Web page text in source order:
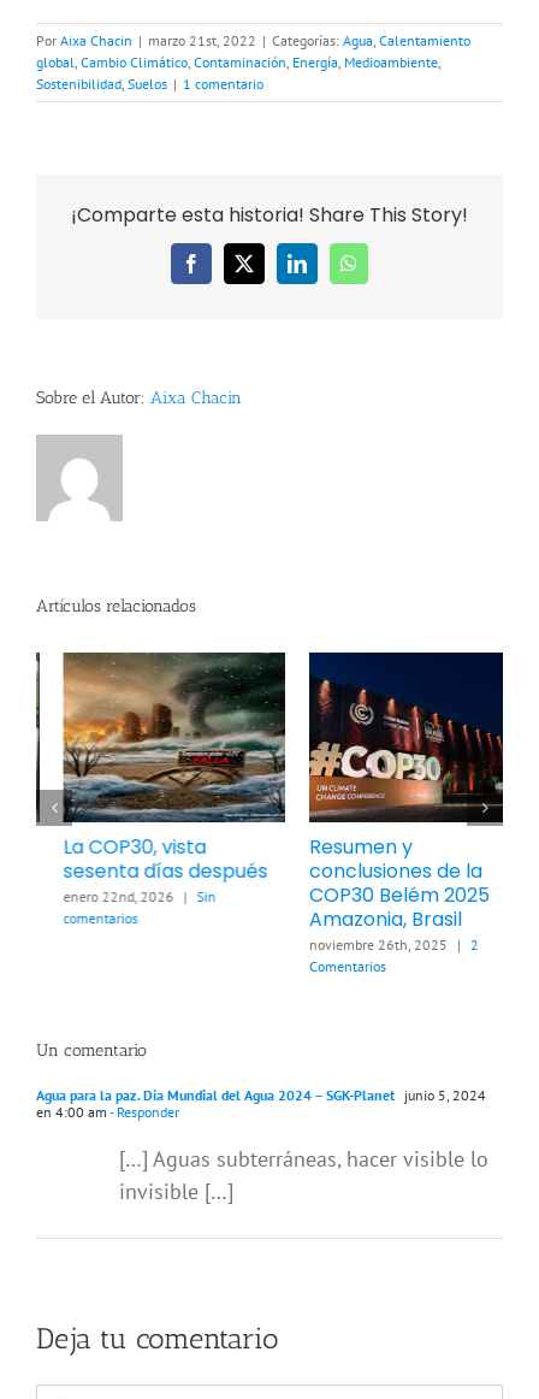
Por Aixa Chacin | marzo 21st, 2022 | Categorías: Agua, Calentamiento
global, Cambio Climático, Contaminación, Energía, Medioambiente,
Sostenibilidad, Suelos | 1 comentario
¡Comparte esta historia! Share This Story!
Facebook
X LinkedInWhatsApp
Sobre el Autor: Aixa Chacin
Artículos relacionados
Resumen y
conclusiones de la
COP30 Belém 2025
Amazonia, Brasil
Las guerras y sus
consecuencias sobre
la Tierra
marzo 21st, 2026 |
Sin
comentarios
Agua para la paz. Día Mundial del Agua 2024 – SGK-Planet
[…] Aguas subterráneas, hacer visible lo
invisible […]
Deja tu comentario